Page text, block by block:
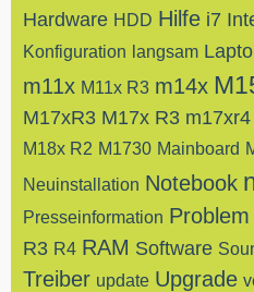
Hardware HDD Hilfe i7
Konfiguration langsam
m11x M11x R3 m14x
M17xR3 M17x R3 m17xr4
M18x R2 M1730 Mainboard
Neuinstallation Notebook
Presseinformation Problem
R3 R4 RAM Software
Treiber update Upgrade